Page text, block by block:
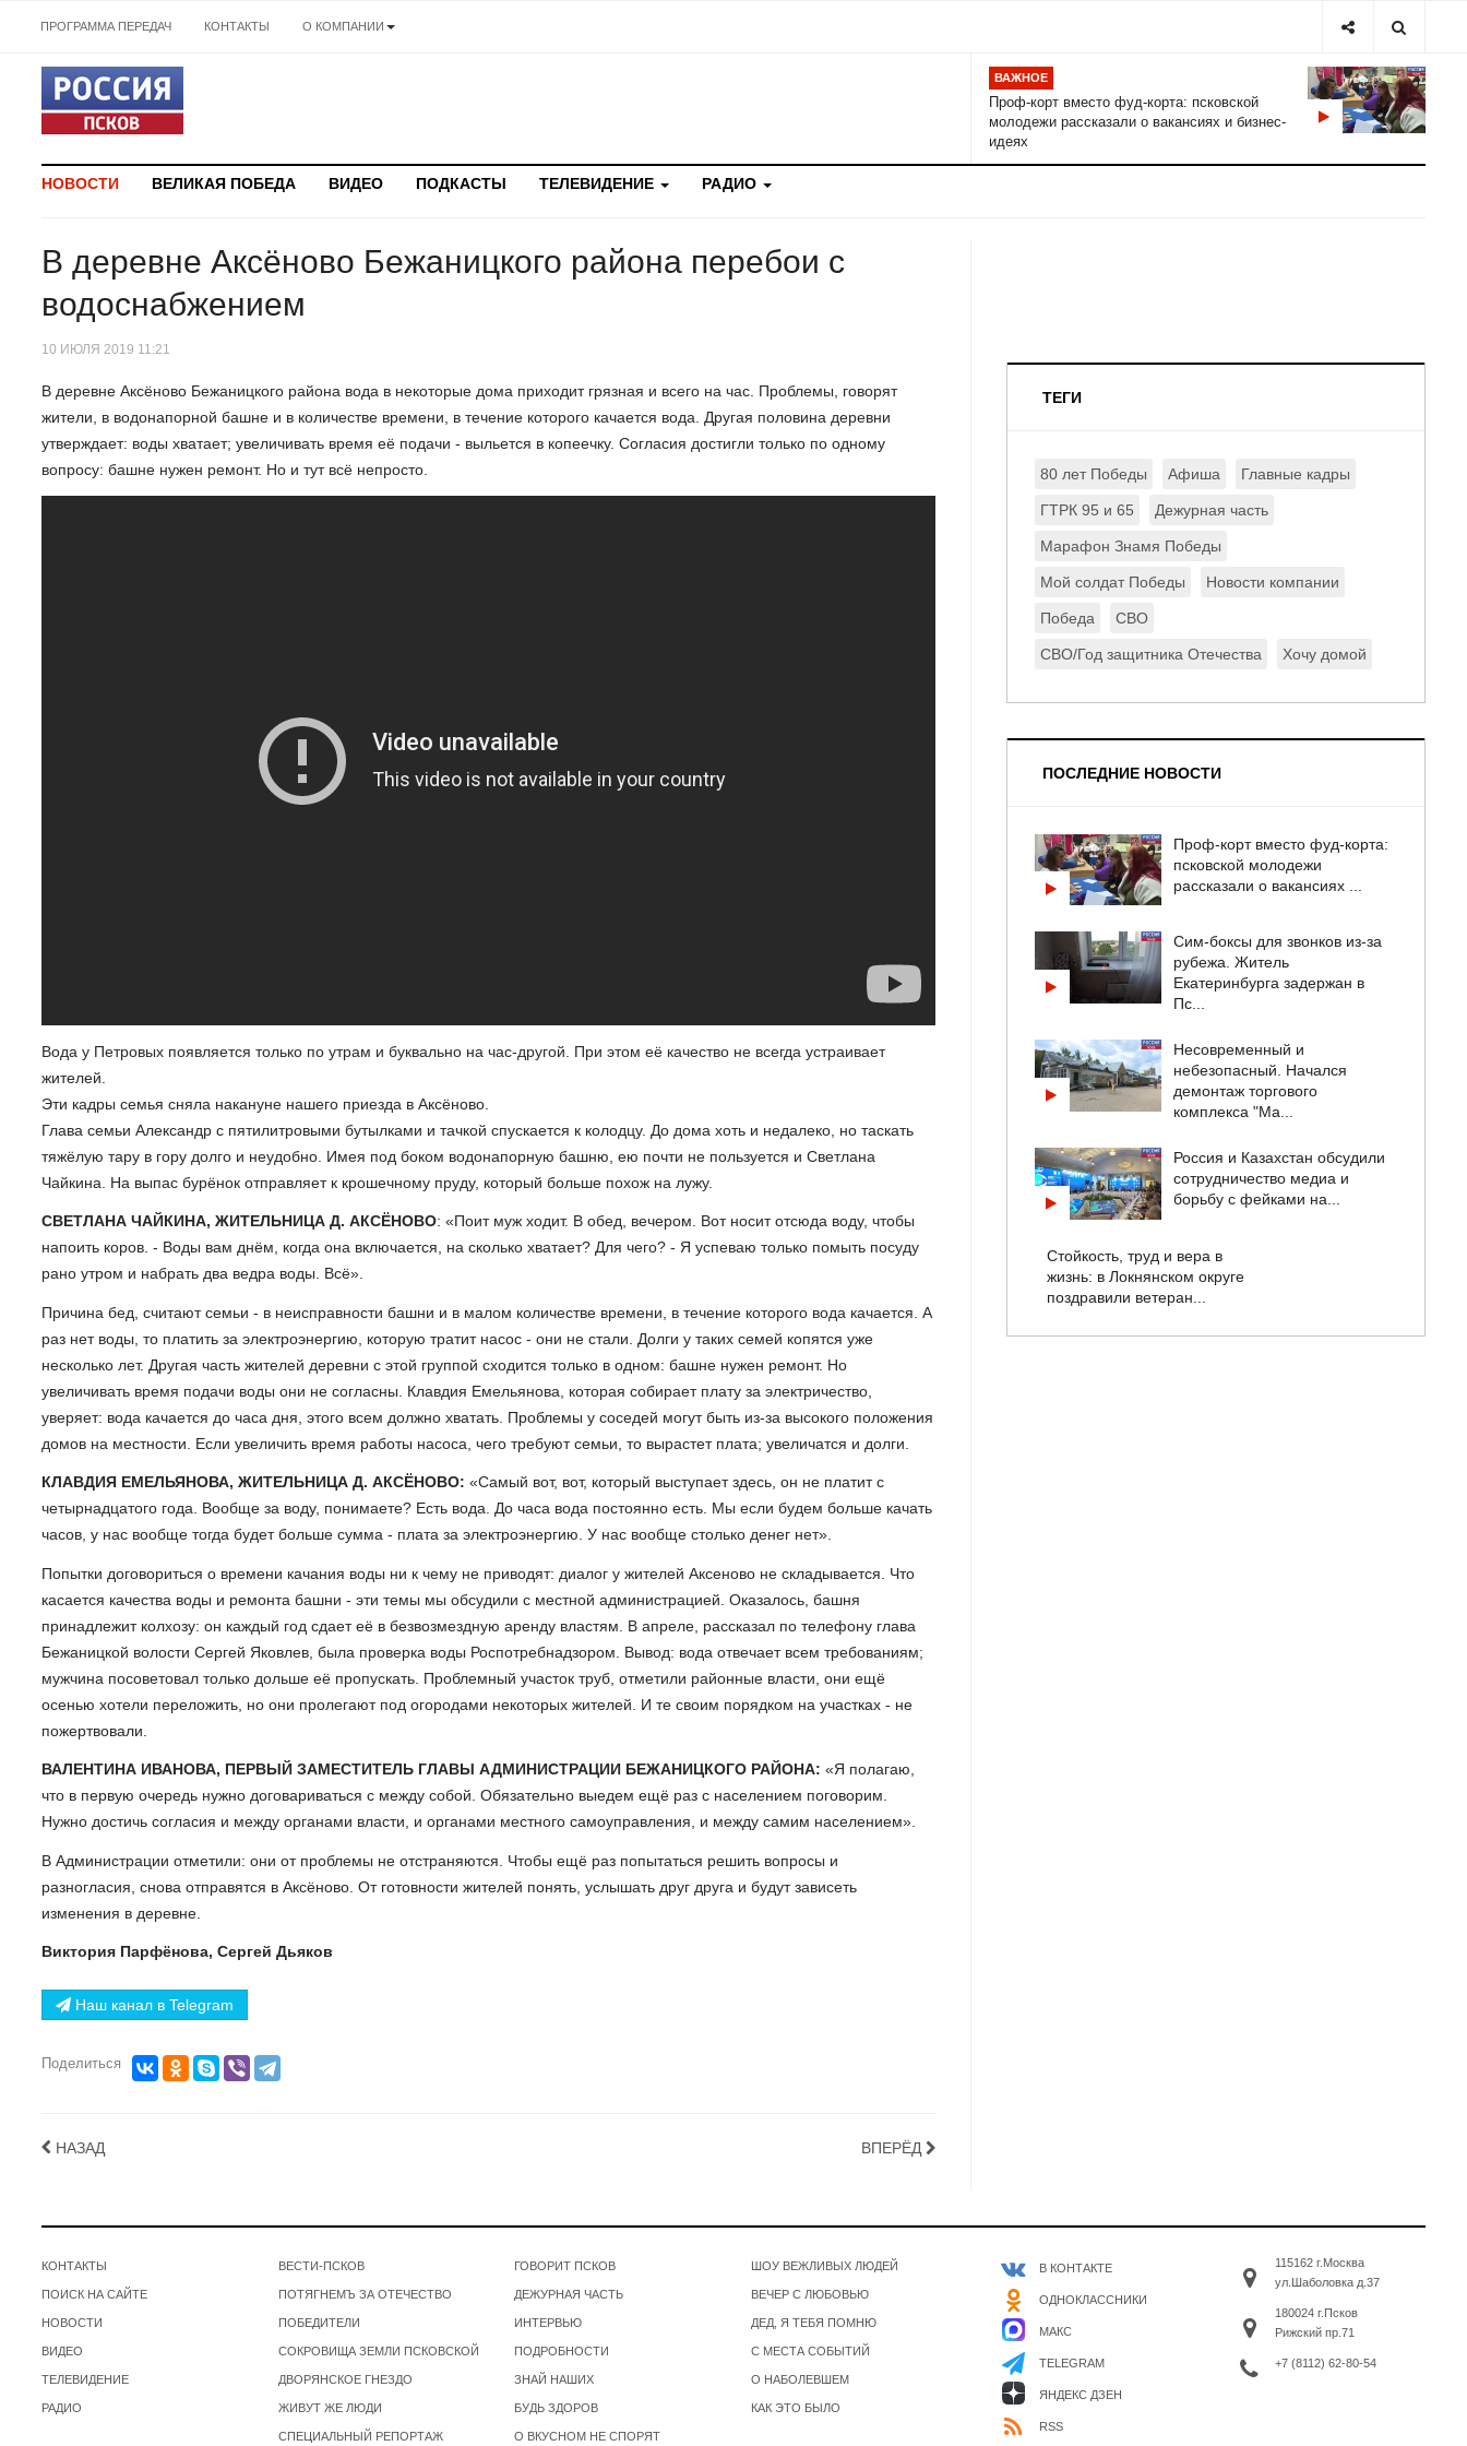
ПРОГРАММА ПЕРЕДАЧ КОНТАКТЫ О КОМПАНИИ
ВАЖНОЕ
Проф-корт вместо фуд-корта: псковской
молодежи рассказали о вакансиях и бизнес-
идеях
НОВОСТИ ВЕЛИКАЯ ПОБЕДА ВИДЕО ПОДКАСТЫ ТЕЛЕВИДЕНИЕ РАДИО
В деревне Аксёново Бежаницкого района перебои с
водоснабжением
10 ИЮЛЯ 2019 11:21
В деревне Аксёново Бежаницкого района вода в некоторые дома приходит грязная и всего на час. Проблемы, говорят
жители, в водонапорной башне и в количестве времени, в течение которого качается вода. Другая половина деревни
утверждает: воды хватает; увеличивать время её подачи - выльется в копеечку. Согласия достигли только по одному
вопросу: башне нужен ремонт. Но и тут всё непросто.
Вода у Петровых появляется только по утрам и буквально на час-другой. При этом её качество не всегда устраивает
жителей.
Эти кадры семья сняла накануне нашего приезда в Аксёново.
Глава семьи Александр с пятилитровыми бутылками и тачкой спускается к колодцу. До дома хоть и недалеко, но таскать
тяжёлую тару в гору долго и неудобно. Имея под боком водонапорную башню, ею почти не пользуется и Светлана
Чайкина. На выпас бурёнок отправляет к крошечному пруду, который больше похож на лужу.
СВЕТЛАНА ЧАЙКИНА, ЖИТЕЛЬНИЦА Д. АКСЁНОВО: «Поит муж ходит. В обед, вечером. Вот носит отсюда воду, чтобы
напоить коров. - Воды вам днём, когда она включается, на сколько хватает? Для чего? - Я успеваю только помыть посуду
рано утром и набрать два ведра воды. Всё».
Причина бед, считают семьи - в неисправности башни и в малом количестве времени, в течение которого вода качается. А
раз нет воды, то платить за электроэнергию, которую тратит насос - они не стали. Долги у таких семей копятся уже
несколько лет. Другая часть жителей деревни с этой группой сходится только в одном: башне нужен ремонт. Но
увеличивать время подачи воды они не согласны. Клавдия Емельянова, которая собирает плату за электричество,
уверяет: вода качается до часа дня, этого всем должно хватать. Проблемы у соседей могут быть из-за высокого положения
домов на местности. Если увеличить время работы насоса, чего требуют семьи, то вырастет плата; увеличатся и долги.
КЛАВДИЯ ЕМЕЛЬЯНОВА, ЖИТЕЛЬНИЦА Д. АКСЁНОВО: «Самый вот, вот, который выступает здесь, он не платит с
четырнадцатого года. Вообще за воду, понимаете? Есть вода. До часа вода постоянно есть. Мы если будем больше качать
часов, у нас вообще тогда будет больше сумма - плата за электроэнергию. У нас вообще столько денег нет».
Попытки договориться о времени качания воды ни к чему не приводят: диалог у жителей Аксеново не складывается. Что
касается качества воды и ремонта башни - эти темы мы обсудили с местной администрацией. Оказалось, башня
принадлежит колхозу: он каждый год сдает её в безвозмездную аренду властям. В апреле, рассказал по телефону глава
Бежаницкой волости Сергей Яковлев, была проверка воды Роспотребнадзором. Вывод: вода отвечает всем требованиям;
мужчина посоветовал только дольше её пропускать. Проблемный участок труб, отметили районные власти, они ещё
осенью хотели переложить, но они пролегают под огородами некоторых жителей. И те своим порядком на участках - не
пожертвовали.
ВАЛЕНТИНА ИВАНОВА, ПЕРВЫЙ ЗАМЕСТИТЕЛЬ ГЛАВЫ АДМИНИСТРАЦИИ БЕЖАНИЦКОГО РАЙОНА: «Я полагаю,
что в первую очередь нужно договариваться с между собой. Обязательно выедем ещё раз с населением поговорим.
Нужно достичь согласия и между органами власти, и органами местного самоуправления, и между самим населением».
В Администрации отметили: они от проблемы не отстраняются. Чтобы ещё раз попытаться решить вопросы и
разногласия, снова отправятся в Аксёново. От готовности жителей понять, услышать друг друга и будут зависеть
изменения в деревне.
Виктория Парфёнова, Сергей Дьяков
Наш канал в Telegram
Поделиться
НАЗАД ВПЕРЁД
ТЕГИ
80 лет Победы Афиша Главные кадры
ГТРК 95 и 65 Дежурная часть
Марафон Знамя Победы
Мой солдат Победы Новости компании
Победа СВО
СВО/Год защитника Отечества Хочу домой
ПОСЛЕДНИЕ НОВОСТИ
Проф-корт вместо фуд-корта:
псковской молодежи
рассказали о вакансиях ...
Сим-боксы для звонков из-за
рубежа. Житель
Екатеринбурга задержан в
Пс...
Несовременный и
небезопасный. Начался
демонтаж торгового
комплекса "Ма...
Россия и Казахстан обсудили
сотрудничество медиа и
борьбу с фейками на...
Стойкость, труд и вера в
жизнь: в Локнянском округе
поздравили ветеран...
КОНТАКТЫ
ПОИСК НА САЙТЕ
НОВОСТИ
ВИДЕО
ТЕЛЕВИДЕНИЕ
РАДИО
ВЕСТИ-ПСКОВ
ПОТЯГНЕМЪ ЗА ОТЕЧЕСТВО
ПОБЕДИТЕЛИ
СОКРОВИЩА ЗЕМЛИ ПСКОВСКОЙ
ДВОРЯНСКОЕ ГНЕЗДО
ЖИВУТ ЖЕ ЛЮДИ
СПЕЦИАЛЬНЫЙ РЕПОРТАЖ
ГОВОРИТ ПСКОВ
ДЕЖУРНАЯ ЧАСТЬ
ИНТЕРВЬЮ
ПОДРОБНОСТИ
ЗНАЙ НАШИХ
БУДЬ ЗДОРОВ
О ВКУСНОМ НЕ СПОРЯТ
ШОУ ВЕЖЛИВЫХ ЛЮДЕЙ
ВЕЧЕР С ЛЮБОВЬЮ
ДЕД, Я ТЕБЯ ПОМНЮ
С МЕСТА СОБЫТИЙ
О НАБОЛЕВШЕМ
КАК ЭТО БЫЛО
В КОНТАКТЕ
ОДНОКЛАССНИКИ
МАКС
TELEGRAM
ЯНДЕКС ДЗЕН
RSS
115162 г.Москва
ул.Шаболовка д.37
180024 г.Псков
Рижский пр.71
+7 (8112) 62-80-54